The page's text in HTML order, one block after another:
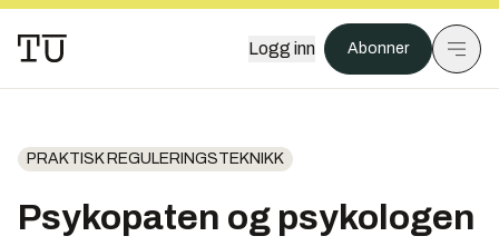
Logg inn Abonner
PRAKTISK REGULERINGSTEKNIKK
Psykopaten og psykologen